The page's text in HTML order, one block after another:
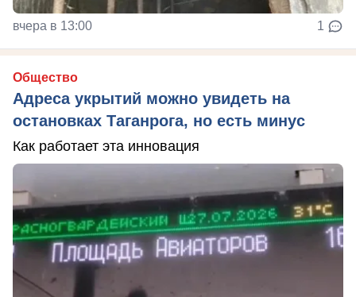
вчера в 13:00 1
Общество
Адреса укрытий можно увидеть на
остановках Таганрога, но есть минус
Как работает эта инновация